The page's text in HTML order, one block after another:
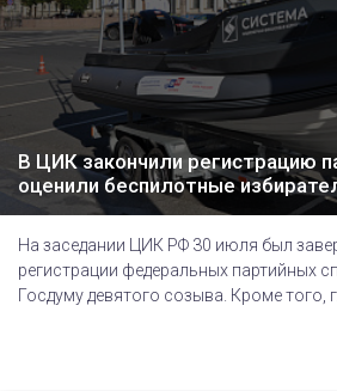
В ЦИК закончили регистрацию
оценили беспилотные
На заседании ЦИК РФ 30 июля был
регистрации федеральных партийных
Госдуму девятого созыва. Кроме того,